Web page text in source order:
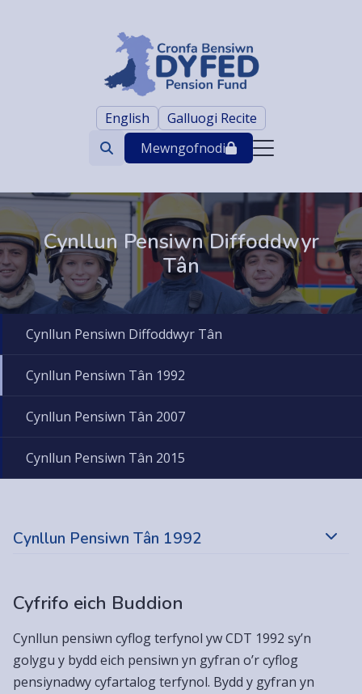
English Galluogi Recite
Search
Mewngofnodi
Cynllun Pensiwn Diffoddwyr
Tân
Cynllun Pensiwn Diffoddwyr Tân
Cynllun Pensiwn Tân 1992
Cynllun Pensiwn Tân 2007
Cynllun Pensiwn Tân 2015
Cynllun Pensiwn Tân 1992
Cyfrifo eich Buddion
Cynllun pensiwn cyflog terfynol yw CDT 1992 sy’n
golygu y bydd eich pensiwn yn gyfran o’r cyflog
pensiynadwy cyfartalog terfynol. Bydd y gyfran yn